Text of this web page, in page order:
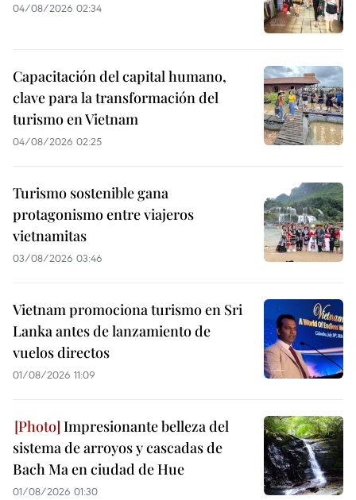
04/08/2026 02:34
Capacitación del capital humano,
clave para la transformación del
turismo en Vietnam
04/08/2026 02:25
Turismo sostenible gana
protagonismo entre viajeros
vietnamitas
03/08/2026 03:46
Vietnam promociona turismo en Sri
Lanka antes de lanzamiento de
vuelos directos
01/08/2026 11:09
Impresionante belleza del
sistema de arroyos y cascadas de
Bach Ma en ciudad de Hue
01/08/2026 01:30